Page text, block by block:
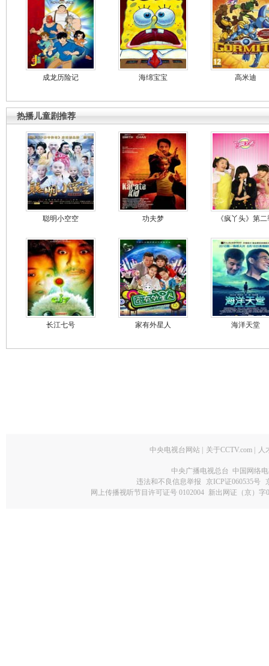
成龙历险记 海绵宝宝 高米迪
热播儿童剧推荐
聪明小空空 功夫梦 《疯丫头》第二
长江七号 家有外星人 海洋天堂
中央电视台网站 关于CCTV.com 人
中央广播电视总台 中国网络
违法和不良信息举报
京ICP证060535号
网上传播视听节目许可证号 0102004 新出网证（京）